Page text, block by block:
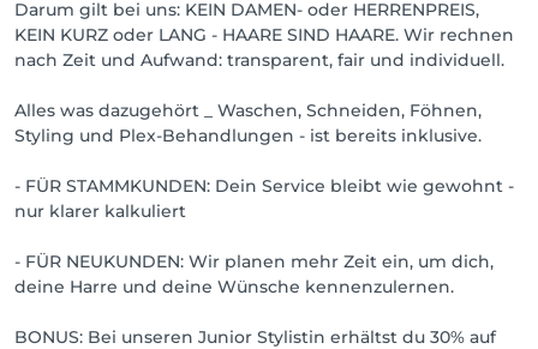
Darum gilt bei uns: KEIN DAMEN- oder HERRENPREIS,
KEIN KURZ oder LANG - HAARE SIND HAARE. Wir rechnen
nach Zeit und Aufwand: transparent, fair und individuell.
Alles was dazugehört _ Waschen, Schneiden, Föhnen,
Styling und Plex-Behandlungen - ist bereits inklusive.
- FÜR STAMMKUNDEN: Dein Service bleibt wie gewohnt -
nur klarer kalkuliert
- FÜR NEUKUNDEN: Wir planen mehr Zeit ein, um dich,
deine Harre und deine Wünsche kennenzulernen.
BONUS: Bei unseren Junior Stylistin erhältst du 30% auf